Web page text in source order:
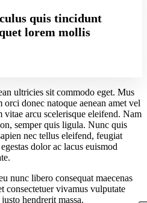
quis tincidunt
lorem mollis
ultricies sit commodo eget. Mus
donec natoque aenean amet vel
vitae arcu scelerisque eleifend. Nam
semper quis ligula. Nunc quis
nec tellus eleifend, feugiat
dolor ac lacus euismod
nunc libero consequat maecenas
consectetuer vivamus vulputate
hendrerit massa.